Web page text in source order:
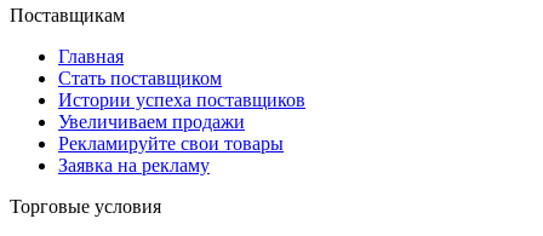
Поставщикам
Главная
Стать поставщиком
Истории успеха поставщиков
Увеличиваем продажи
Рекламируйте свои товары
Заявка на рекламу
Торговые условия